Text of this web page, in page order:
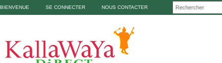
BIENVENUE SE CONNECTER NOUS CONTACTER